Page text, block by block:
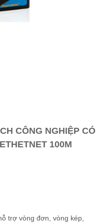
CÔNG NGHIỆP CÓ
100M
trợ vòng đơn, vòng kép,